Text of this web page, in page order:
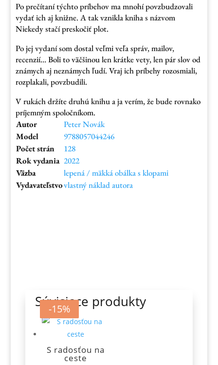
Po prečítaní týchto príbehov ma mnohí povzbudzovali
vydať ich aj knižne. A tak vznikla kniha s názvom
Niekedy stačí preskočiť plot.
Po jej vydaní som dostal veľmi veľa správ, mailov,
recenzií… Boli to väčšinou len krátke vety, len pár slov od
známych aj neznámych ľudí. Vraj ich príbehy rozosmiali,
rozplakali, povzbudili.
V rukách držíte druhú knihu a ja verím, že bude rovnako
príjemným spoločníkom.
Autor
Peter Novák
Model
9788057044246
Počet strán
128
Rok vydania 2022
Väzba
lepená / mäkká obálka s klopami
Vydavateľstvovlastný náklad autora
Súvisiace produkty
-20%
S radosťou na
ceste
-10%
-10%
-15%